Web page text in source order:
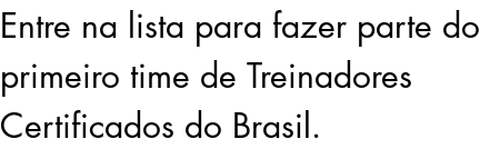
Entre na lista para fazer parte do
primeiro time de Treinadores
Certificados do Brasil.